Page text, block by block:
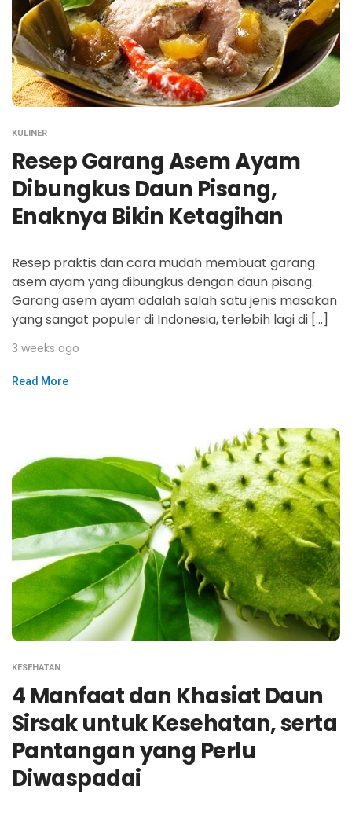
KULINER
Resep Garang Asem Ayam
Dibungkus Daun Pisang,
Enaknya Bikin Ketagihan
Resep praktis dan cara mudah membuat garang
asem ayam yang dibungkus dengan daun pisang.
Garang asem ayam adalah salah satu jenis masakan
yang sangat populer di Indonesia, terlebih lagi di […]
3 weeks ago
Read More
KESEHATAN
4 Manfaat dan Khasiat Daun
Sirsak untuk Kesehatan, serta
Pantangan yang Perlu
Diwaspadai